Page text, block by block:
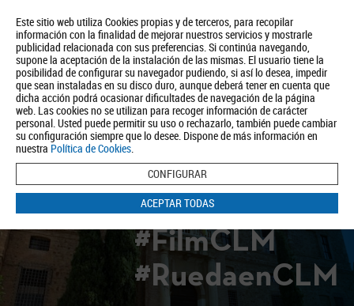
Este sitio web utiliza Cookies propias y de terceros, para recopilar
información con la finalidad de mejorar nuestros servicios y mostrarle
publicidad relacionada con sus preferencias. Si continúa navegando,
supone la aceptación de la instalación de las mismas. El usuario tiene la
posibilidad de configurar su navegador pudiendo, si así lo desea, impedir
que sean instaladas en su disco duro, aunque deberá tener en cuenta que
dicha acción podrá ocasionar dificultades de navegación de la página
web. Las cookies no se utilizan para recoger información de carácter
personal. Usted puede permitir su uso o rechazarlo, también puede cambiar
su configuración siempre que lo desee. Dispone de más información en
nuestra Política de Cookies.
CONFIGURAR
ACEPTAR TODAS
Quiénes somos Turismo Política de Privacidad Aviso Legal
Política de Cookies
BUSCAR
#FilmCLM
#RuedaenCLM